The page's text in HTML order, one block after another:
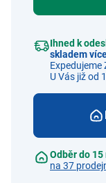
Ihned k
skladem
Expedujeme
U Vás již od
Odběr do
na 37